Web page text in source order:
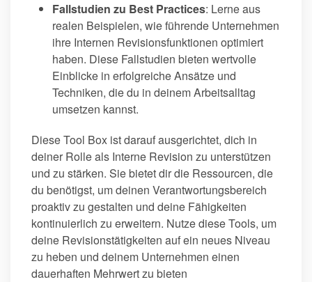
Fallstudien zu Best Practices: Lerne aus
realen Beispielen, wie führende Unternehmen
ihre Internen Revisionsfunktionen optimiert
haben. Diese Fallstudien bieten wertvolle
Einblicke in erfolgreiche Ansätze und
Techniken, die du in deinem Arbeitsalltag
umsetzen kannst.
Diese Tool Box ist darauf ausgerichtet, dich in
deiner Rolle als Interne Revision zu unterstützen
und zu stärken. Sie bietet dir die Ressourcen, die
du benötigst, um deinen Verantwortungsbereich
proaktiv zu gestalten und deine Fähigkeiten
kontinuierlich zu erweitern. Nutze diese Tools, um
deine Revisionstätigkeiten auf ein neues Niveau
zu heben und deinem Unternehmen einen
dauerhaften Mehrwert zu bieten